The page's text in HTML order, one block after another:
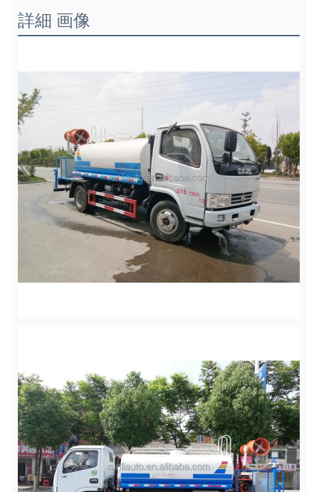
詳細 画像